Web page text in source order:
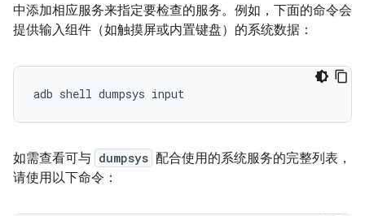
中添加相应服务来指定要检查的服务。例如，下面的命令会
提供输入组件（如触摸屏或内置键盘）的系统数据：
如需查看可与 dumpsys 配合使用的系统服务的完整列表，
请使用以下命令：